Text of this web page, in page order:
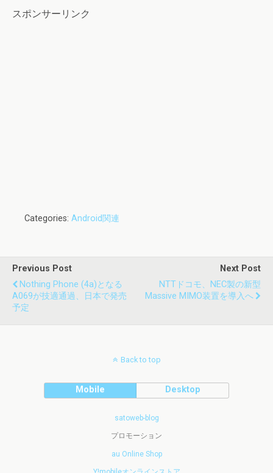
スポンサーリンク
Categories: Android関連
Previous Post
Nothing Phone (4a)となる
A069が技適通過、日本で発売
予定
Next Post
NTTドコモ、NEC製の新型
Massive MIMO装置を導入へ
Back to top
Mobile Desktop
satoweb-blog
プロモーション
au Online Shop